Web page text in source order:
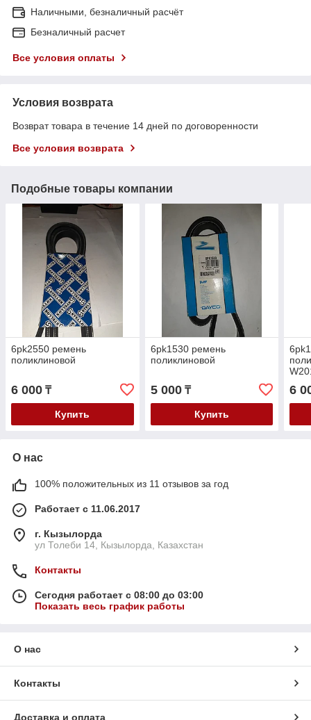
Наличными, безналичный расчёт
Безналичный расчет
Все условия оплаты
Условия возврата
Возврат товара в течение 14 дней по договоренности
Все условия возврата
Подобные товары компании
6pk2550 ремень
поликлиновой
6 000 ₸
Купить
6pk1530 ремень
поликлиновой
5 000₸
Купить
6
О нас
100% положительных из 11 отзывов за год
Работает с 11.06.2017
г. Кызылорда
ул Толеби 14, Кызылорда, Казахстан
Контакты
Сегодня работает с 08:00 до 03:00
Показать весь график работы
О нас
Контакты
Доставка и оплата